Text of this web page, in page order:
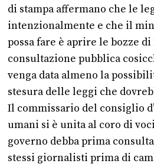
di stampa affermano che le
intenzionalmente e che il
possa fare è aprire le bozze di
consultazione pubblica
venga data almeno la
stesura delle leggi che
Il commissario del consiglio
umani si è unita al coro di
governo debba prima
stessi giornalisti prima di